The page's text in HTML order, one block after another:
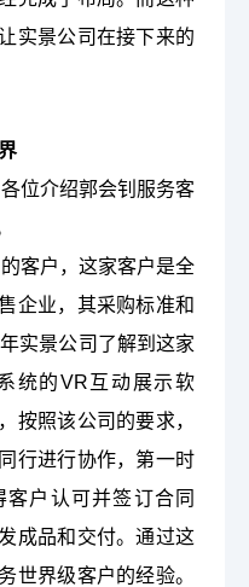
实景公司在接下来的
位介绍郭会钊服务客
客户，这家客户是全
企业，其采购标准和
年实景公司了解到这家
统的VR互动展示软
按照该公司的要求，
行进行协作，第一时
客户认可并签订合同
成品和交付。通过这
世界级客户的经验。